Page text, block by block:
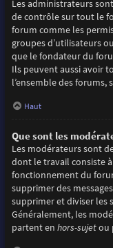
Les administrateurs
de contrôle sur tout le
forum comme les
groupes d’utilisateurs
que le fondateur du
Ils peuvent aussi avoir
l’ensemble des forums,
Haut
Que sont les
Les modérateurs sont
dont le travail consiste
fonctionnement du
supprimer des
supprimer et diviser les
Généralement, les
partent en hors-sujetou